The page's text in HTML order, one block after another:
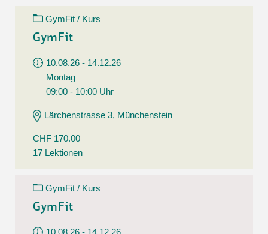
GymFit / Kurs
GymFit
10.08.26 - 14.12.26
Montag
09:00 - 10:00 Uhr
Lärchenstrasse 3, Münchenstein
CHF 170.00
17 Lektionen
GymFit / Kurs
GymFit
10.08.26 - 14.12.26